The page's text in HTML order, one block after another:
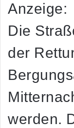
Anzeige:
Die
der
werden.